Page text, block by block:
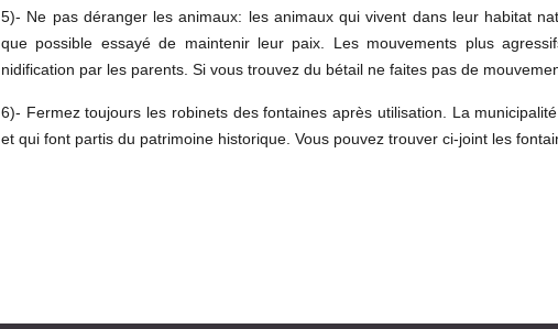
5)- Ne pas déranger les animaux: les animaux qui vivent dans leur habitat
que possible essayé de maintenir leur paix. Les mouvements plus
nidification par les parents. Si vous trouvez du bétail ne faites pas de
6)- Fermez toujours les robinets des fontaines après utilisation. La
et qui font partis du patrimoine historique. Vous pouvez trouver ci-joint les